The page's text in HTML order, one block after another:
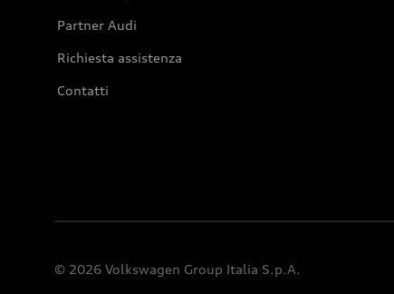
Partner Audi
Richiesta assistenza
Contatti
© 2026 Volkswagen Group Italia S.p.A.